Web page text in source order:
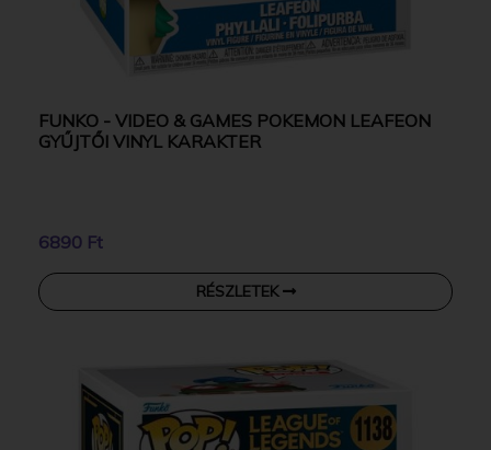
FUNKO - VIDEO & GAMES POKEMON LEAFEON
GYŰJTŐI VINYL KARAKTER
6890 Ft
RÉSZLETEK